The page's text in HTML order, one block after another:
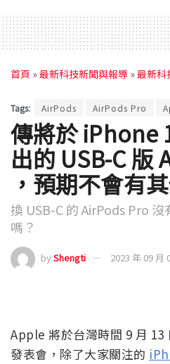
首頁 »最新科技新聞與報導 »最新科
Tags: AirPods AirPods Pro
傳將於 iPhone
出的 USB-C 版
，預期不會有
換 USB-C 的 AirPods Pro
嗎？
byShengti 2023 年 09 月
Apple 將於台灣時間 9 月 13
發表會，除了大家關注的